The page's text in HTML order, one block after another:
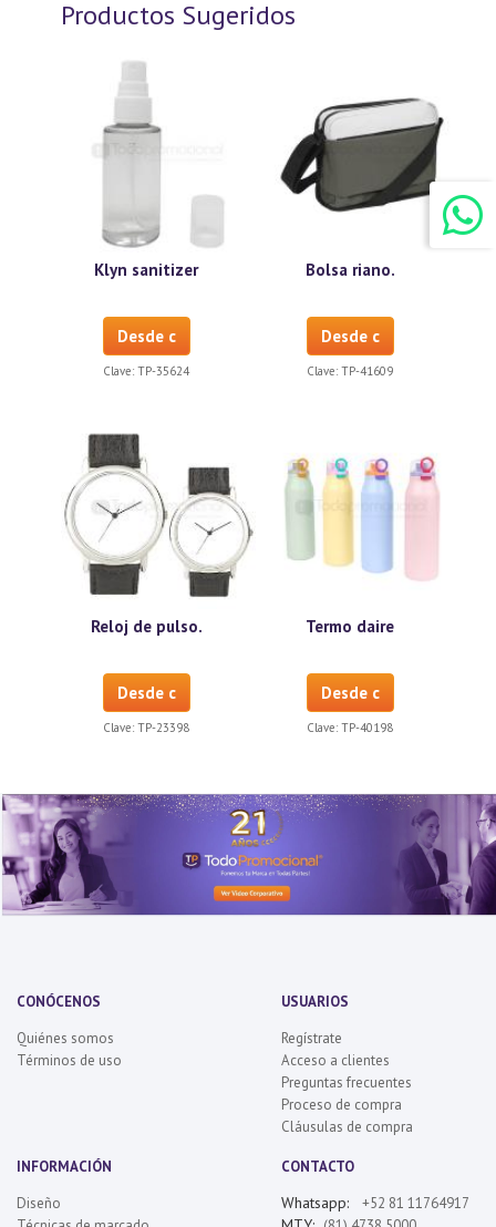
Productos Sugeridos
Klyn sanitizer
Desde c
Clave: TP-35624
Bolsa riano.
Desde c
Clave: TP-41609
Reloj de pulso.
Desde c
Clave: TP-23398
Termo daire
Desde c
Clave: TP-40198
CONÓCENOS
Quiénes somos
Términos de uso
USUARIOS
Regístrate
Acceso a clientes
Preguntas frecuentes
Proceso de compra
Cláusulas de compra
INFORMACIÓN
Diseño
CONTACTO
Whatsapp: +52 81 11764917